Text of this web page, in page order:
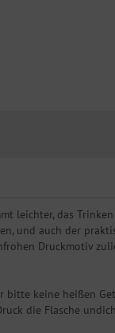
leichter, das
und auch der
Druckmotiv
keine heißen
die Flasche